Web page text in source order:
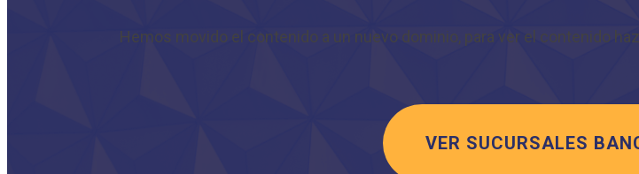
Hemos movido el contenido a un nuevo dominio, para ver el contenido
VER SUCURSALES